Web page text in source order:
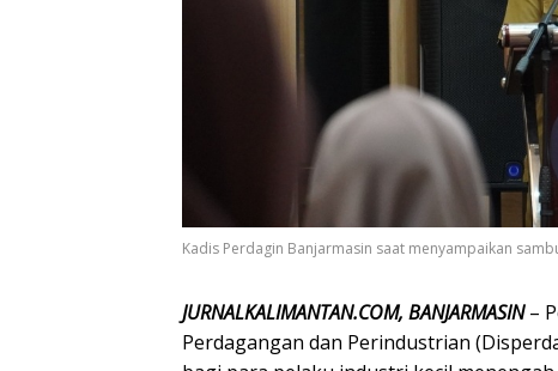
Kadis Perdagin Banjarmasin saat menyampaikan
JURNALKALIMANTAN.COM, BANJARMASIN–
Perdagangan dan Perindustrian